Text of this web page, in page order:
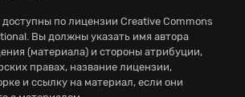
по лицензии Creative Commons
. Вы должны указать имя автора
(материала) и стороны атрибуции,
правах, название лицензии,
и ссылку на материал, если они